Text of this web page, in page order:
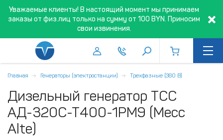
Уважаемые клиенты! В настоящий момент мы принимаем
заказы от физ.лиц только на сумму от 100 BYN. Приносим
свои извинения.
Главная Генераторы (электростанции) Трехфазные (380 В)
Дизельный генератор ТСС
АД-320С-Т400-1РМ9 (Mecc
Alte)